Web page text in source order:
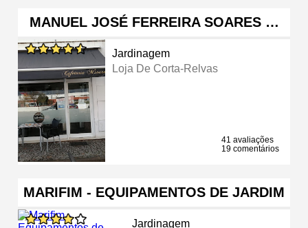
MANUEL JOSÉ FERREIRA SOARES …
Jardinagem
Loja De Corta-Relvas
41 avaliações
19 comentários
MARIFIM - EQUIPAMENTOS DE JARDIM
Jardinagem